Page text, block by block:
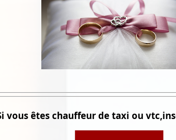
vous êtes chauffeur de taxi ou